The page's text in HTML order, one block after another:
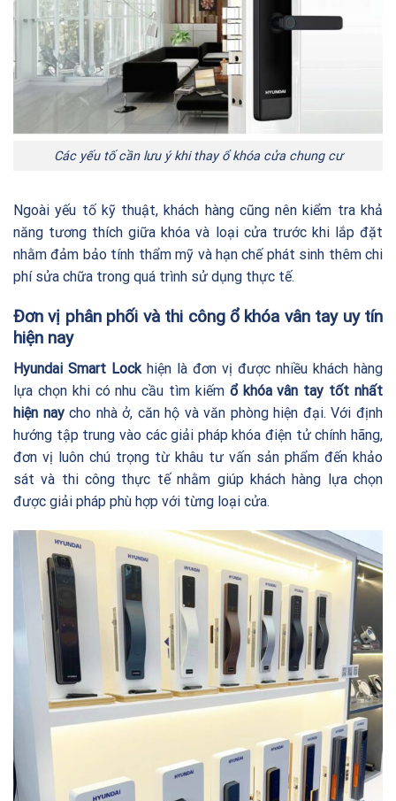
Các yếu tố cần lưu ý khi thay ổ khóa cửa chung cư
Ngoài yếu tố kỹ thuật, khách hàng cũng nên kiểm tra khả
năng tương thích giữa khóa và loại cửa trước khi lắp đặt
nhằm đảm bảo tính thẩm mỹ và hạn chế phát sinh thêm chi
phí sửa chữa trong quá trình sử dụng thực tế.
Đơn vị phân phối và thi công ổ khóa vân tay uy tín
hiện nay
Hyundai Smart Lock hiện là đơn vị được nhiều khách hàng
lựa chọn khi có nhu cầu tìm kiếm ổ khóa vân tay tốt nhất
hiện naycho nhà ở, căn hộ và văn phòng hiện đại. Với định
hướng tập trung vào các giải pháp khóa điện tử chính hãng,
đơn vị luôn chú trọng từ khâu tư vấn sản phẩm đến khảo
sát và thi công thực tế nhằm giúp khách hàng lựa chọn
được giải pháp phù hợp với từng loại cửa.